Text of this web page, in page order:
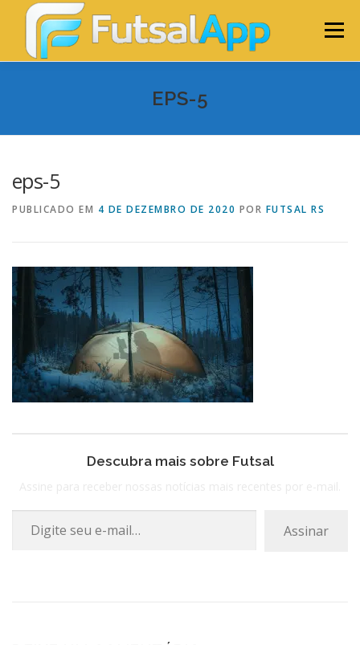
conteúdo
Menu
QUANTO CUSTA?
EPS-5
eps-5
PUBLICADO EM 4 DE DEZEMBRO DE 2020 POR FUTSAL RS
Descubra mais sobre Futsal
Digite seu e-mail…
Assinar